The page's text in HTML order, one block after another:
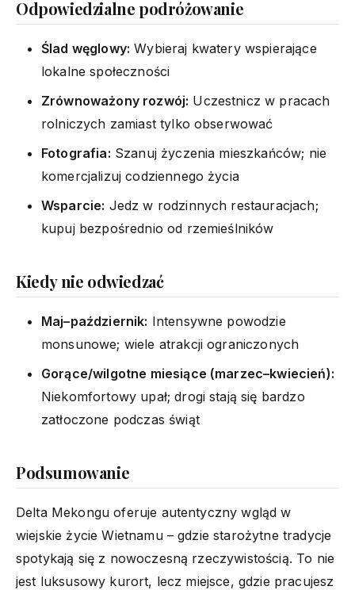
Odpowiedzialne podróżowanie
Ślad węglowy: Wybieraj kwatery wspierające
lokalne społeczności
Zrównoważony rozwój: Uczestnicz w pracach
rolniczych zamiast tylko obserwować
Fotografia: Szanuj życzenia mieszkańców; nie
komercjalizuj codziennego życia
Wsparcie: Jedz w rodzinnych restauracjach;
kupuj bezpośrednio od rzemieślników
Kiedy nie odwiedzać
Maj–październik: Intensywne powodzie
monsunowe; wiele atrakcji ograniczonych
Gorące/wilgotne miesiące (marzec–kwiecień):
Niekomfortowy upał; drogi stają się bardzo
zatłoczone podczas świąt
Podsumowanie
Delta Mekongu oferuje autentyczny wgląd w
wiejskie życie Wietnamu – gdzie starożytne tradycje
spotykają się z nowoczesną rzeczywistością. To nie
jest luksusowy kurort, lecz miejsce, gdzie pracujesz